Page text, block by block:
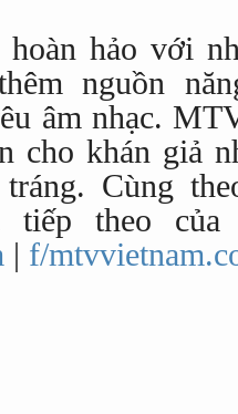
hảo với
nguồn
âm nhạc.
cho khán giả
Cùng
tiếp theo
| f/